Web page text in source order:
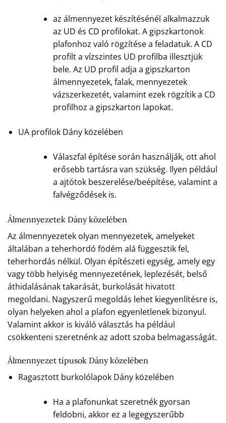
az álmennyezet készítésénél alkalmazzuk
az UD és CD profilokat. A gipszkartonok
plafonhoz való rögzítése a feladatuk. A CD
profilt a vízszintes UD profilba illesztjük
bele. Az UD profil adja a gipszkarton
álmennyezetek, falak, mennyezetek
vázszerkezetét, valamint ezek rögzítik a CD
profilhoz a gipszkarton lapokat.
UA profilok Dány közelében
Válaszfal építése során használják, ott ahol
erősebb tartásra van szükség. Ilyen például
a ajtótok beszerelése/beépítése, valamint a
falvégződések is.
Álmennyezetek Dány közelében
Az álmennyezetek olyan mennyezetek, amelyeket
általában a teherhordó födém alá függesztik fel,
teherhordás nélkül. Olyan építészeti egység, amely egy
vagy több helyiség mennyezetének, leplezését, belső
áthidalásának takarását, burkolását hivatott
megoldani. Nagyszerű megoldás lehet kiegyenlítésre is,
olyan helyeken ahol a plafon egyenletlenek bizonyul.
Valamint akkor is kiváló választás ha például
csökkenteni szeretnénk az adott szoba belmagasságát.
Álmennyezet típusok Dány közelében
Ragasztott burkolólapok Dány közelében
Ha a plafonunkat szeretnék gyorsan
feldobni, akkor ez a legegyszerűbb